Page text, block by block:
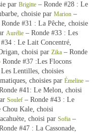
par Brigitte – Ronde #28 : Le
choisie par Marion –
Ronde #31 : La Pêche, choisie
Aurélie – Ronde #33 : Les
#34 : Le Lait Concentré,
choisi par Zika – Ronde
Ronde #37 :Les Flocons
Lentilles, choisies
choisies par Émeline –
#41: Le Melon, choisi
Soulef – Ronde #43 : Le
Chou Kale, choisi
choisi par Sofia –
#47 : La Cassonade,